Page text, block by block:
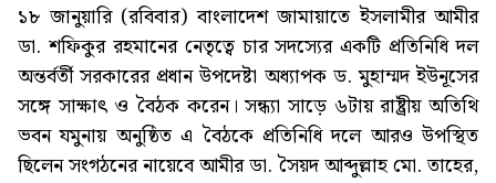
১৮ জানুয়ারি (রবিবার) বাংলাদেশ জামায়াতে ইসলামীর আমীর
ডা. শফিকুর রহমানের নেতৃত্বে চার সদস্যের একটি প্রতিনিধি দল
অন্তর্বর্তী সরকারের প্রধান উপদেষ্টা অধ্যাপক ড. মুহাম্মদ ইউনূসের
সঙ্গে সাক্ষাৎ ও বৈঠক করেন। সন্ধ্যা সাড়ে ৬টায় রাষ্ট্রীয় অতিথি
ভবন যমুনায় অনুষ্ঠিত এ বৈঠকে প্রতিনিধি দলে আরও উপস্থিত
ছিলেন সংগঠনের নায়েবে আমীর ডা. সৈয়দ আব্দুল্লাহ মো. তাহের,